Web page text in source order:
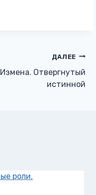
ДАЛЕЕ
Измена. Отвергнутый
истинной